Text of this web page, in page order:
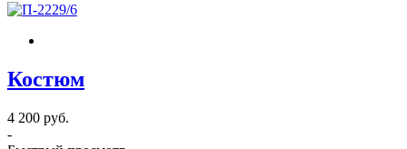
Костюм
4 200 руб.
-